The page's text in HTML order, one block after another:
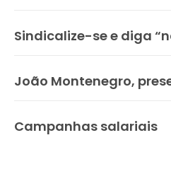
Sindicalize-se e diga
João Montenegro,
Campanhas salariais